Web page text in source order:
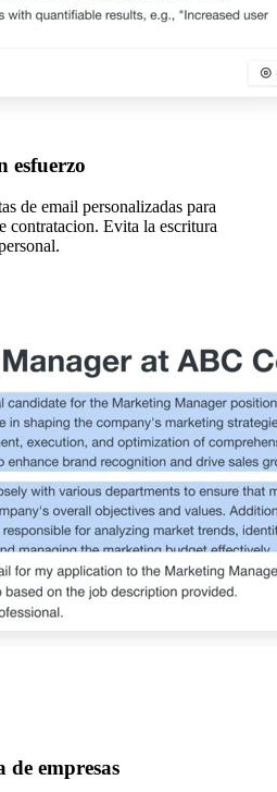
esfuerzo
de email personalizadas para
contratacion. Evita la escritura
empresas